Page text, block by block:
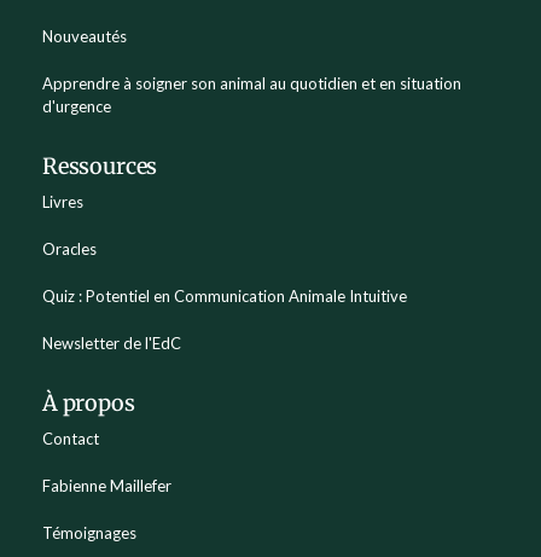
Nouveautés
Apprendre à soigner son animal au quotidien et en situation
d'urgence
Ressources
Livres
Oracles
Quiz : Potentiel en Communication Animale Intuitive
Newsletter de l'EdC
À propos
Contact
Fabienne Maillefer
Témoignages